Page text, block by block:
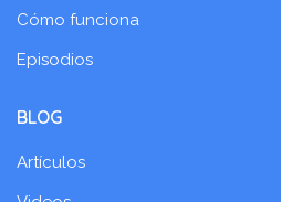
Cómo funciona
Episodios
BLOG
Artículos